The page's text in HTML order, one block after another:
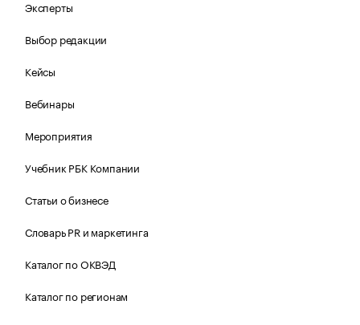
Эксперты
Выбор редакции
Кейсы
Вебинары
Мероприятия
Учебник РБК Компании
Статьи о бизнесе
Словарь PR и маркетинга
Каталог по ОКВЭД
Каталог по регионам